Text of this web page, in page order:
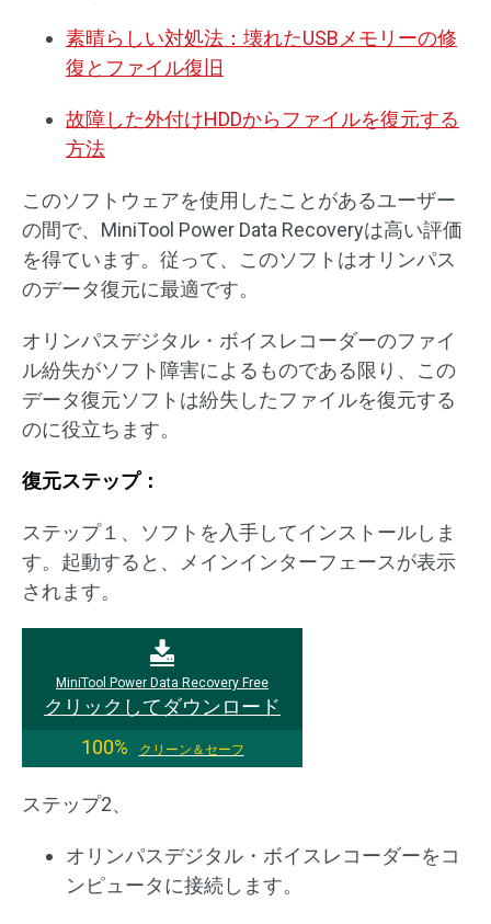
素晴らしい対処法：壊れたUSBメモリーの修
復とファイル復旧
故障した外付けHDDからファイルを復元する
方法
このソフトウェアを使用したことがあるユーザー
の間で、MiniTool Power Data Recoveryは高い評価
を得ています。従って、このソフトはオリンパス
のデータ復元に最適です。
オリンパスデジタル・ボイスレコーダーのファイ
ル紛失がソフト障害によるものである限り、この
データ復元ソフトは紛失したファイルを復元する
のに役立ちます。
復元ステップ：
ステップ１、ソフトを入手してインストールしま
す。起動すると、メインインターフェースが表示
されます。
MiniTool Power Data Recovery Free
クリックしてダウンロード
100%
クリーン＆セーフ
ステップ2、
オリンパスデジタル・ボイスレコーダーをコ
ンピュータに接続します。